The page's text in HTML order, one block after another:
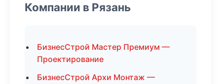
Компании в Рязань
БизнесСтрой Мастер Премиум —
Проектирование
БизнесСтрой Архи Монтаж —